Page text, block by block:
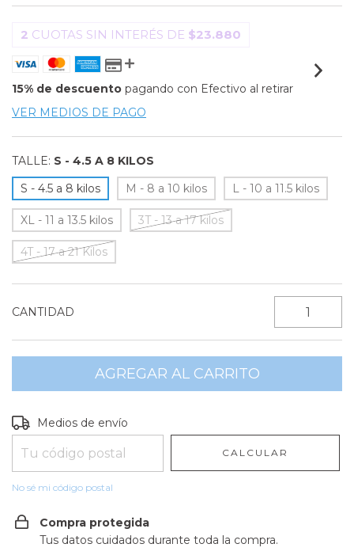
2 CUOTAS SIN INTERÉS DE $23.880
15% de descuento pagando con Efectivo al retirar
VER MEDIOS DE PAGO
TALLE: S - 4.5 A 8 KILOS
S - 4.5 a 8 kilos
M - 8 a 10 kilos L - 10 a 11.5 kilos
XL - 11 a 13.5 kilos 3T - 13 a 17 kilos
4T - 17 a 21 Kilos
CANTIDAD
Entregas para el CP:
Medios de envío
CALCULAR
No sé mi código postal
Compra protegida
Tus datos cuidados durante toda la compra.